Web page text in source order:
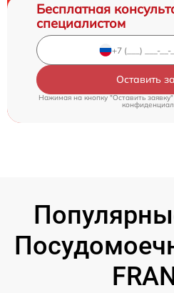
Бесплатная
специалистом
Оставить
Нажимая на кнопку "Оставить